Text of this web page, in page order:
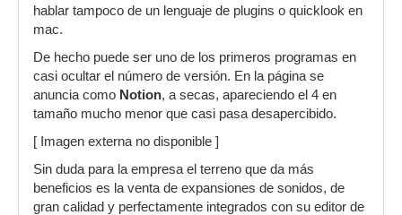
hablar tampoco de un lenguaje de plugins o quicklook en
mac.
De hecho puede ser uno de los primeros programas en
casi ocultar el número de versión. En la página se
anuncia como Notion, a secas, apareciendo el 4 en
tamaño mucho menor que casi pasa desapercibido.
[ Imagen externa no disponible ]
Sin duda para la empresa el terreno que da más
beneficios es la venta de expansiones de sonidos, de
gran calidad y perfectamente integrados con su editor de